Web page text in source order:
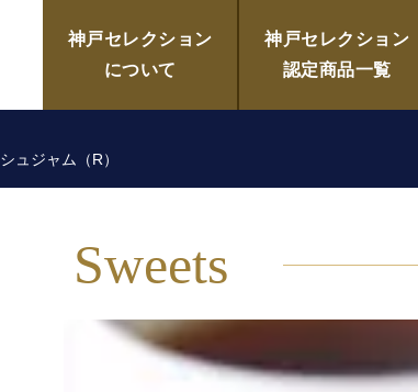
ム（R）／菓子sパトリー
神戸セレクション
について
神戸セレクション
認定商品一覧
ュジャム（R）
Sweets